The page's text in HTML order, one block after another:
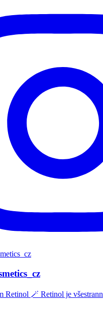
Retinol 🪄 Retinol je všestrann